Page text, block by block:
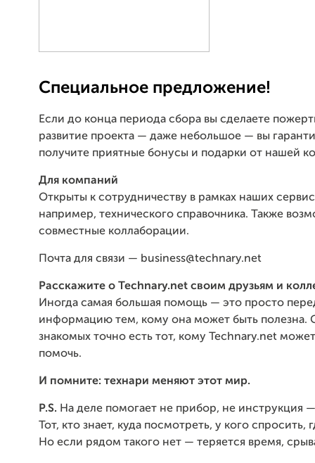
Специальное предложение!
Если до конца периода сбора вы сделаете
развитие проекта — даже небольшое — вы
получите приятные бонусы и подарки от нашей
Для компаний
Открыты к сотрудничеству в рамках наших
например, технического справочника. Также
совместные коллаборации.
Почта для связи — business@technary.net
Расскажите о Technary.net своим друзьям и
Иногда самая большая помощь — это просто
информацию тем, кому она может быть полезна.
знакомых точно есть тот, кому Technary.net
помочь.
И помните: технари меняют этот мир.
P.S. На деле помогает не прибор, не инструкция —
Тот, кто знает, куда посмотреть, у кого спросить,
Но если рядом такого нет — теряется время,